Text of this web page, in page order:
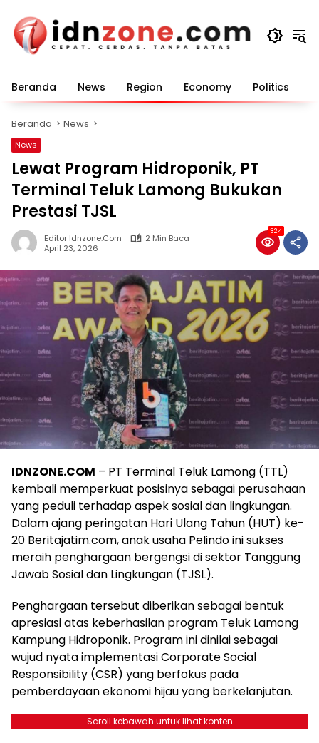
konten
Beranda News Region Economy Politics
Beranda News
News
Lewat Program Hidroponik, PT
Terminal Teluk Lamong Bukukan
Prestasi TJSL
Editor Idnzone.com
2 Min Baca
April 23, 2026
324
IDNZONE.COM – PT Terminal Teluk Lamong (TTL)
kembali memperkuat posisinya sebagai perusahaan
yang peduli terhadap aspek sosial dan lingkungan.
Dalam ajang peringatan Hari Ulang Tahun (HUT) ke-
20 Beritajatim.com, anak usaha Pelindo ini sukses
meraih penghargaan bergengsi di sektor Tanggung
Jawab Sosial dan Lingkungan (TJSL).
Penghargaan tersebut diberikan sebagai bentuk
apresiasi atas keberhasilan program Teluk Lamong
Kampung Hidroponik. Program ini dinilai sebagai
wujud nyata implementasi Corporate Social
Responsibility (CSR) yang berfokus pada
pemberdayaan ekonomi hijau yang berkelanjutan.
Scroll kebawah untuk lihat konten